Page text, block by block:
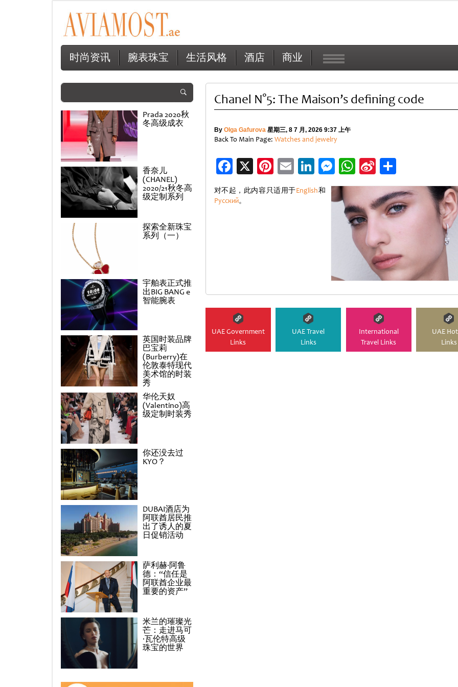
时尚资讯 腕表珠宝 生活风格 酒店 商业
Prada 2020秋
冬高级成衣
香奈儿
(CHANEL)
2020/21秋冬高
级定制系列
探索全新珠宝
系列（一）
宇舶表正式推
出BIG BANG e
智能腕表
英国时装品牌
巴宝莉
(Burberry)在
伦敦泰特现代
美术馆的时装
秀
华伦天奴
(Valentino)高
级定制时装秀
你还没去过
KYO？
DUBAI酒店为
阿联酋居民推
出了诱人的夏
日促销活动
萨利赫·阿鲁
德：“信任是
阿联酋企业最
重要的资产”
米兰的璀璨光
芒：走进马可
·瓦伦特高级
珠宝的世界
Chanel N°5: The Maison’s defining code
By Olga Gafurova星期三, 8 7 月, 2026 9:37 上午
Back To Main Page: Watches and jewelry
Facebook
X Pinterest
EmailLinkedIn
Messenger
WhatsApp
Sina
Weibo
分
享
对不起，此内容只适用于English和
Русский。
UAE Government
Links
UAE Travel
Links
International
Travel Links
UAE
Links